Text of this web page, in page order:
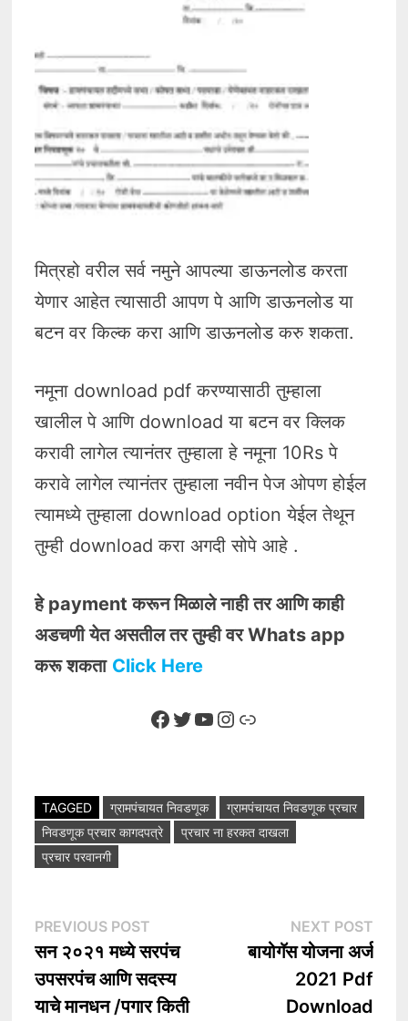
मित्रहो वरील सर्व नमुने आपल्या डाऊनलोड करता
येणार आहेत त्यासाठी आपण पे आणि डाऊनलोड या
बटन वर किल्क करा आणि डाऊनलोड करु शकता.
नमूना download pdf करण्यासाठी तुम्हाला
खालील पे आणि download या बटन वर क्लिक
करावी लागेल त्यानंतर तुम्हाला हे नमूना 10Rs पे
करावे लागेल त्यानंतर तुम्हाला नवीन पेज ओपण होईल
त्यामध्ये तुम्हाला download option येईल तेथून
तुम्ही download करा अगदी सोपे आहे .
हे payment करून मिळाले नाही तर आणि काही
अडचणी येत असतील तर तुम्ही वर Whats app
करू शकता Click Here
Facebook
Twitter
YouTube
Instagram
Link
TAGGED ग्रामपंचायत निवडणूक
ग्रामपंचायत निवडणूक प्रचार
निवडणूक प्रचार कागदपत्रे
प्रचार ना हरकत दाखला
प्रचार परवानगी
Post
navigation
PREVIOUS POSTPrevious
post:
सन २०२१ मध्ये सरपंच
उपसरपंच आणि सदस्य
याचे मानधन /पगार किती
NEXT POST
बायोगॅस योजना अर्ज
2021 Pdf
Download